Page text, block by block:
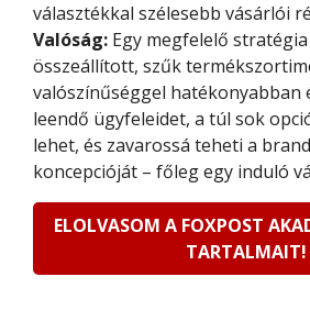
választékkal szélesebb vásárlói
Valóság: Egy megfelelő
összeállított, szűk
valószínűséggel hatékonyabban
leendő ügyfeleidet, a túl sok
lehet, és zavarossá teheti a
koncepcióját – főleg egy induló
ELOLVASOM A FOXPOST
TARTALMAIT!